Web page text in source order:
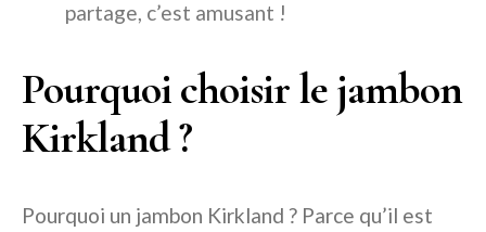
partage, c’est amusant !
Pourquoi choisir le jambon
Kirkland ?
Pourquoi un jambon Kirkland ? Parce qu’il est